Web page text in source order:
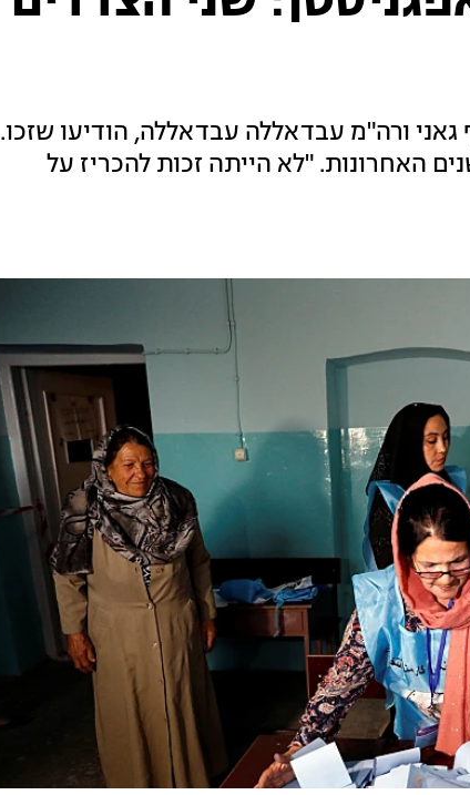
ורה"מ עבדאללה עבדאללה, הודיעו שזכו.
בפעם השנייה שהדבר קורה ב-5 השנים האחרונות. "לא הייתה זכות להכריז על